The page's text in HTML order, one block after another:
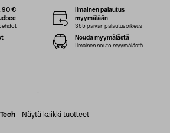
- Näytä kaikki tuotteet
€
Ilmainen palautus
myymälään
365 päivän palautusoikeus
Nouda myymälästä
Ilmainen nouto myymälästä